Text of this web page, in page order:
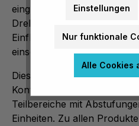
eingesetzt. Geliefert
Drehdeckeldose, welche
Einflüssen schützt und sie
einsetzbar.
Diese vollimprägnierten
Kontrolle des pH-Wertes
Teilbereiche mit
Einheiten. Zu allen
Einstellungen
Nur funktionale
Alle Cookies